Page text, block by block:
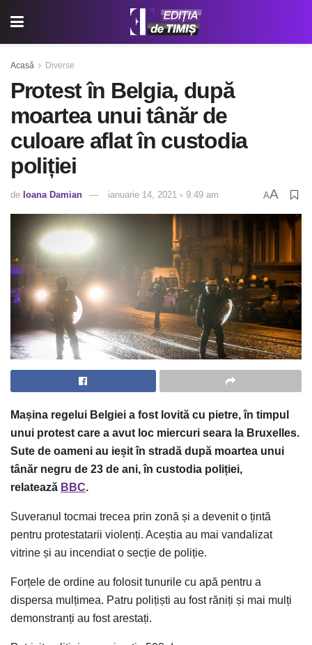
Acasă Diverse
Protest în Belgia, după
moartea unui tânăr de
culoare aflat în custodia
poliției
de Ioana Damian ianuarie 14, 2021 ◦ 9:49 am AA
Mașina regelui Belgiei a fost lovită cu pietre, în timpul
unui protest care a avut loc miercuri seara la Bruxelles.
Sute de oameni au ieșit în stradă după moartea unui
tânăr negru de 23 de ani, în custodia poliției,
relatează BBC.
Suveranul tocmai trecea prin zonă și a devenit o țintă
pentru protestatarii violenți. Aceștia au mai vandalizat
vitrine și au incendiat o secție de poliție.
Forțele de ordine au folosit tunurile cu apă pentru a
dispersa mulțimea. Patru polițiști au fost răniți și mai mulți
demonstranți au fost arestați.